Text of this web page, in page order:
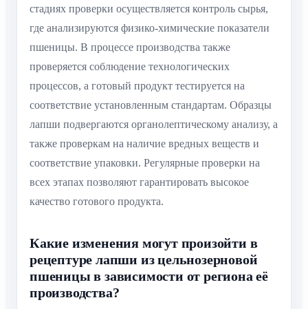
стадиях проверки осуществляется контроль сырья,
где анализируются физико-химические показатели
пшеницы. В процессе производства также
проверяется соблюдение технологических
процессов, а готовый продукт тестируется на
соответствие установленным стандартам. Образцы
лапши подвергаются органолептическому анализу, а
также проверкам на наличие вредных веществ и
соответствие упаковки. Регулярные проверки на
всех этапах позволяют гарантировать высокое
качество готового продукта.
Какие изменения могут произойти в
рецептуре лапши из цельнозерновой
пшеницы в зависимости от региона её
производства?